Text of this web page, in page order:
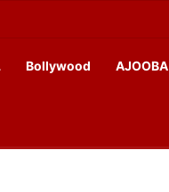
Bollywood AJOOBA